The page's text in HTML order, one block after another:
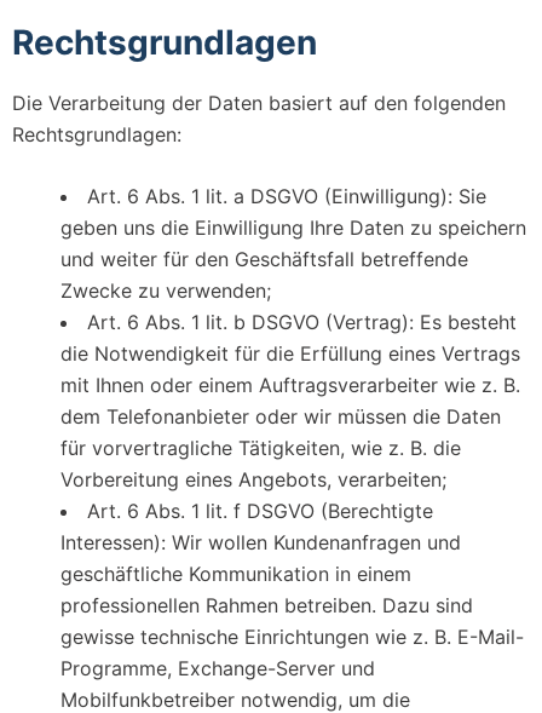
Rechtsgrundlagen
Die Verarbeitung der Daten basiert auf den folgenden
Rechtsgrundlagen:
Art. 6 Abs. 1 lit. a DSGVO (Einwilligung): Sie
geben uns die Einwilligung Ihre Daten zu speichern
und weiter für den Geschäftsfall betreffende
Zwecke zu verwenden;
Art. 6 Abs. 1 lit. b DSGVO (Vertrag): Es besteht
die Notwendigkeit für die Erfüllung eines Vertrags
mit Ihnen oder einem Auftragsverarbeiter wie z. B.
dem Telefonanbieter oder wir müssen die Daten
für vorvertragliche Tätigkeiten, wie z. B. die
Vorbereitung eines Angebots, verarbeiten;
Art. 6 Abs. 1 lit. f DSGVO (Berechtigte
Interessen): Wir wollen Kundenanfragen und
geschäftliche Kommunikation in einem
professionellen Rahmen betreiben. Dazu sind
gewisse technische Einrichtungen wie z. B. E-Mail-
Programme, Exchange-Server und
Mobilfunkbetreiber notwendig, um die